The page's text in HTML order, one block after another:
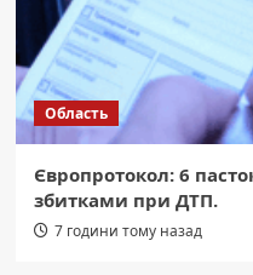
Область
Європротокол: 6
збитками при ДТП.
7 години тому назад